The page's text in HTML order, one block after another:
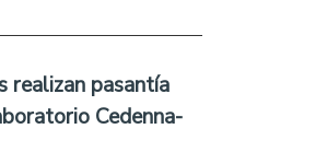
realizan pasantía
Cedenna-